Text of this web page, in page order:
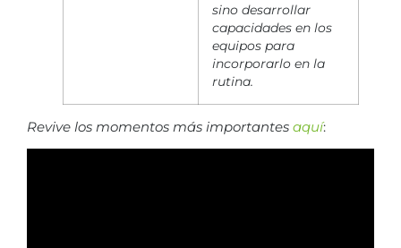
sino desarrollar
capacidades en los
equipos para
incorporarlo en la
rutina.
Revive los momentos más importantes aquí: